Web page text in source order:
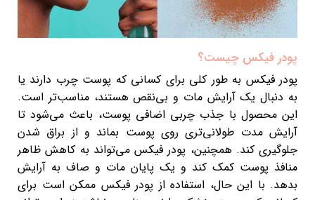
پودر فیکس چیست؟
پودر فیکس به طور کلی برای کسانی که پوست چرب دارند یا
به دنبال یک آرایش مات و بی‌نقص هستند، مناسب‌تر است.
این محصول با جذب چربی اضافی پوست، باعث می‌شود تا
آرایش مدت طولانی‌تری روی پوست بماند و از براق شدن
جلوگیری کند. همچنین، پودر فیکس می‌تواند به کاهش ظاهر
منافذ پوست کمک کند و یک پایان مات و صاف به آرایش
بدهد. با این حال، استفاده از پودر فیکس ممکن است برای